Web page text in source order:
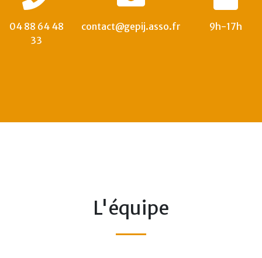
04 88 64 48
33
contact@gepij.asso.fr 9h-17h
L'équipe